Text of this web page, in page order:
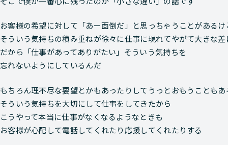
お客様の希望に対して「あー面倒だ」と思っちゃうことがあるけ
そういう気持ちの積み重ねが徐々に仕事に現れてやがて大きな差
だから「仕事があってありがたい」そういう気持ちを
忘れないようにしているんだ
もちろん理不尽な要望とかもあったりしてうっとおもうこともあ
そういう気持ちを大切にして仕事をしてきたから
こうやって本当に仕事がなくなるようなときも
お客様が心配して電話してくれたり応援してくれたりする